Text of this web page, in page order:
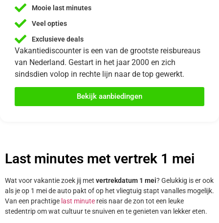
Mooie last minutes
Veel opties
Exclusieve deals
Vakantiediscounter is een van de grootste reisbureaus
van Nederland. Gestart in het jaar 2000 en zich
sindsdien volop in rechte lijn naar de top gewerkt.
Bekijk aanbiedingen
Last minutes met vertrek 1 mei
Wat voor vakantie zoek jij met vertrekdatum 1 mei? Gelukkig is er ook
als je op 1 mei de auto pakt of op het vliegtuig stapt vanalles mogelijk.
Van een prachtige last minute reis naar de zon tot een leuke
stedentrip om wat cultuur te snuiven en te genieten van lekker eten.